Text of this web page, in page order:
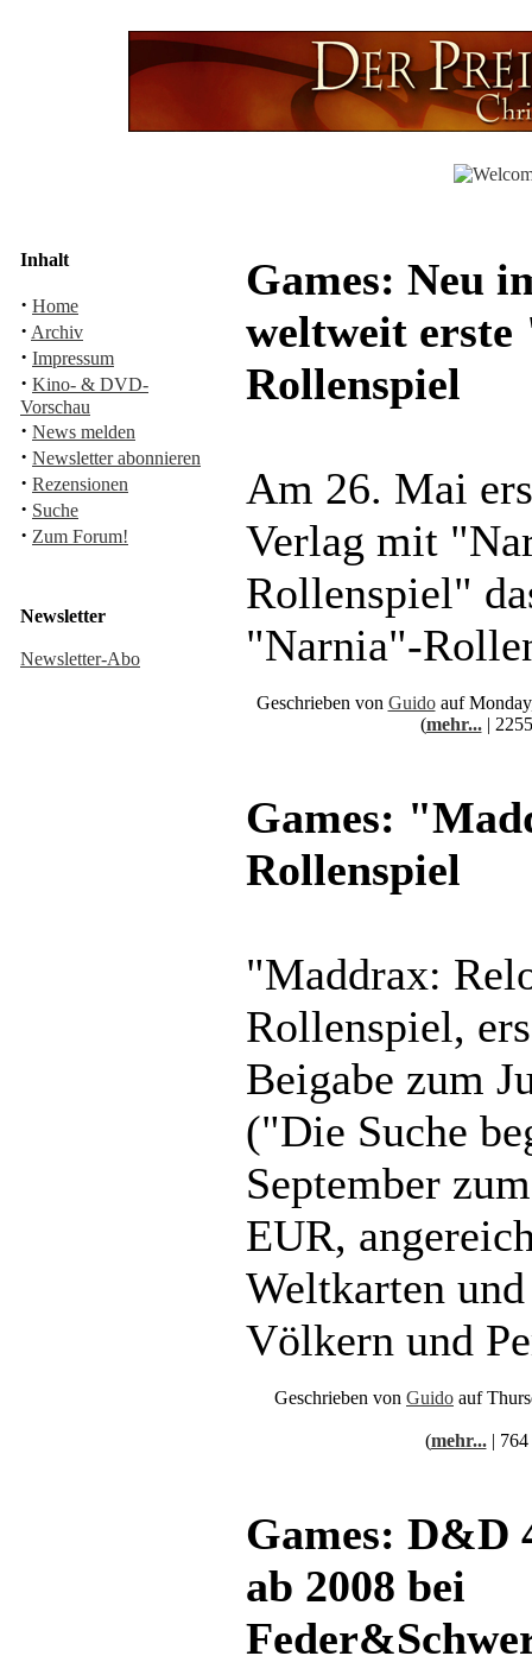
Inhalt
· Home
· Archiv
· Impressum
· Kino- & DVD-
Vorschau
· News melden
· Newsletter abonnieren
· Rezensionen
· Suche
· Zum Forum!
Newsletter
Newsletter-Abo
Games: Neu
weltweit
Rollenspiel
Am 26. Mai
Verlag mit
Rollenspiel"
"Narnia"-
Geschrieben von Guidoauf
(mehr...|
Games:
Rollenspiel
"Maddrax:
Rollenspiel,
Beigabe zum
("Die Suche
September
EUR,
Weltkarten
Völkern und
Geschrieben von Guido auf
(mehr...| 764
Games: D&D
ab 2008 bei